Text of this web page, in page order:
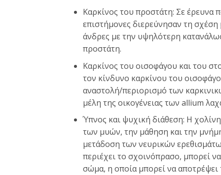
Καρκίνος του προστάτη: Σε
επιστήμονες διερεύνησαν τη
άνδρες με την υψηλότερη
προστάτη.
Καρκίνος του οισοφάγου και του
τον κίνδυνο καρκίνου του
αναστολή/περιορισμό των
μέλη της οικογένειας των allium
Ύπνος και ψυχική διάθεση: Η
των μυών, την μάθηση και την
μετάδοση των νευρικών
περιέχει το σχοινόπρασο, μπορεί
σώμα, η οποία μπορεί να αποτρέψει